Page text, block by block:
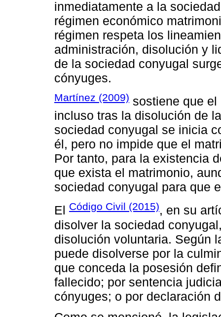
inmediatamente a la
régimen económico
régimen respeta los
administración, disolución y
de la sociedad conyugal
cónyuges.
Martínez (2009) sostiene que
incluso tras la disolución de
sociedad conyugal se inicia
él, pero no impide que el
Por tanto, para la existencia
que exista el matrimonio,
sociedad conyugal para que
El Código Civil (2015), en su
disolver la sociedad
disolución voluntaria. Según
puede disolverse por la
que conceda la posesión
fallecido; por sentencia
cónyuges; o por declaración